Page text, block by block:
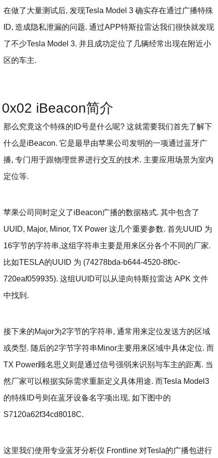
在做了大量测试后, 发现Tesla Model 3 确实存在通过广播特殊
ID, 造成隐私泄漏的问题. 通过APP特斯拉雷达我们很快就发现
了不少Tesla Model 3. 并且成功定位了几辆经常出现在附近小
区的车主.
0x02 iBeacon简介
那么究竟这个特殊的ID号是什么呢? 这就需要我们首先了解下
什么是iBeacon. 它是最早由苹果公司发明的一项通过蓝牙广
播, 专门用于跟物理世界进行交互的技术. 主要应用场景为室内
定位等.
苹果公司同时定义了iBeacon广播的数据格式. 其中包含了
UUID, Major, Minor, TX Power 这几个重要参数. 首先UUID 为
16字节的字符串,这组字符串主要是用来区分各个不同的厂家.
比如TESLA的UUID 为 (74278bda-b644-4520-8f0c-
720eaf059935). 这组UUID可以从逆向特斯拉雷达 APK 文件
中找到.
接下来的Major为2字节的字符串, 通常用来定位发送方的区域
或类型. 随后的2字节字符串Minor主要用来区域中具体定位. 而
TX Power顾名思义则是通过信号强弱来识别与车主的距离. 当
然厂家可以根据实际需求重新定义具体用途. 而Tesla Model3
的特殊ID号则在蓝牙设备名字项出现, 如下图中的
S7120a62f34cd8018C.
这里我们使用专业蓝牙分析仪 Frontline 对Tesla的广播包进行